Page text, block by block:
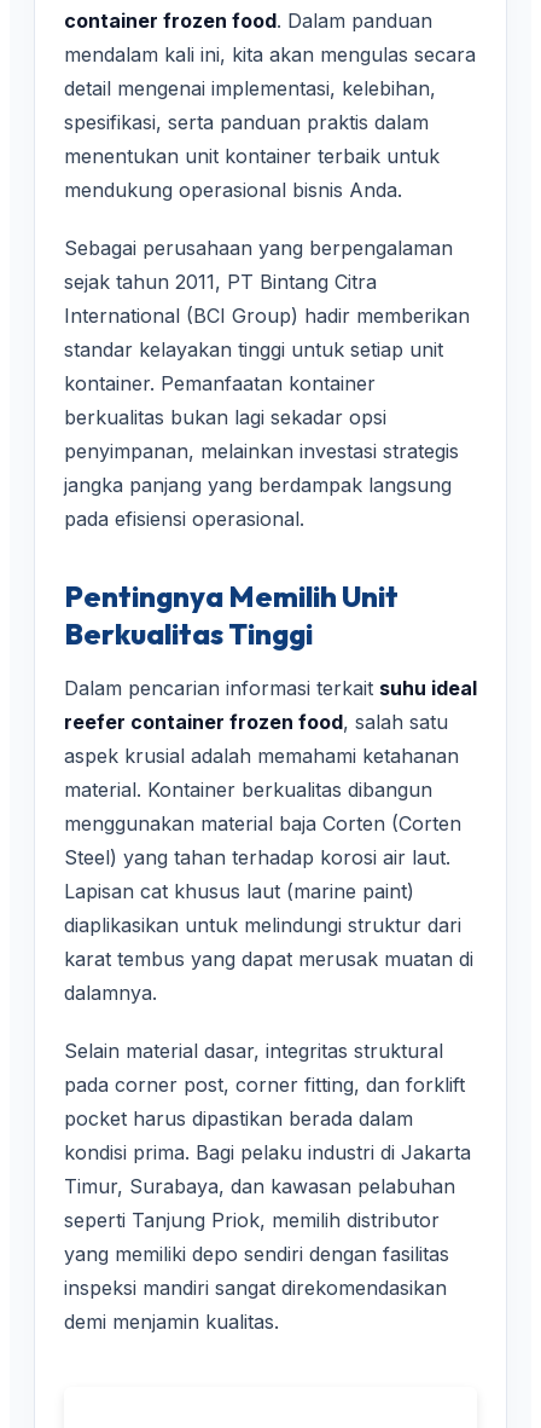
container frozen food. Dalam panduan
mendalam kali ini, kita akan mengulas secara
detail mengenai implementasi, kelebihan,
spesifikasi, serta panduan praktis dalam
menentukan unit kontainer terbaik untuk
mendukung operasional bisnis Anda.
Sebagai perusahaan yang berpengalaman
sejak tahun 2011, PT Bintang Citra
International (BCI Group) hadir memberikan
standar kelayakan tinggi untuk setiap unit
kontainer. Pemanfaatan kontainer
berkualitas bukan lagi sekadar opsi
penyimpanan, melainkan investasi strategis
jangka panjang yang berdampak langsung
pada efisiensi operasional.
Pentingnya Memilih Unit
Berkualitas Tinggi
Dalam pencarian informasi terkait suhu ideal
reefer container frozen food, salah satu
aspek krusial adalah memahami ketahanan
material. Kontainer berkualitas dibangun
menggunakan material baja Corten (Corten
Steel) yang tahan terhadap korosi air laut.
Lapisan cat khusus laut (marine paint)
diaplikasikan untuk melindungi struktur dari
karat tembus yang dapat merusak muatan di
dalamnya.
Selain material dasar, integritas struktural
pada corner post, corner fitting, dan forklift
pocket harus dipastikan berada dalam
kondisi prima. Bagi pelaku industri di Jakarta
Timur, Surabaya, dan kawasan pelabuhan
seperti Tanjung Priok, memilih distributor
yang memiliki depo sendiri dengan fasilitas
inspeksi mandiri sangat direkomendasikan
demi menjamin kualitas.